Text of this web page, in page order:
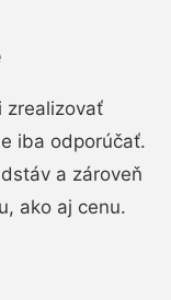
zrealizovať
iba odporúčať.
a zároveň
ako aj cenu.